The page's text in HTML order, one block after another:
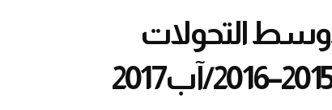
التحولات